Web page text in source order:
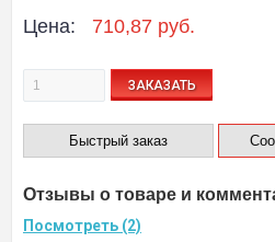
Цена: 710,87 руб.
ЗАКАЗАТЬ
Быстрый заказ
Отзывы о товаре и
Посмотреть (2)